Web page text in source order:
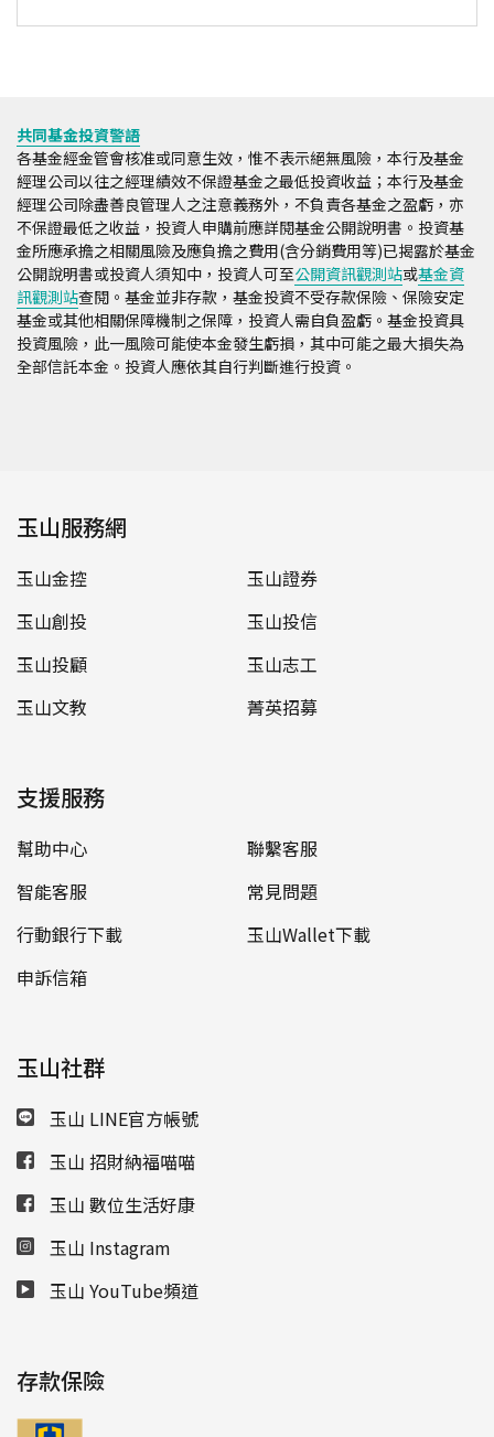
共同基金投資警語
各基金經金管會核准或同意生效，惟不表示絕無風險，本行及基金
經理公司以往之經理績效不保證基金之最低投資收益；本行及基金
經理公司除盡善良管理人之注意義務外，不負責各基金之盈虧，亦
不保證最低之收益，投資人申購前應詳閱基金公開說明書。投資基
金所應承擔之相關風險及應負擔之費用(含分銷費用等)已揭露於基金
公開說明書或投資人須知中，投資人可至公開資訊觀測站或基金資
訊觀測站查閱。基金並非存款，基金投資不受存款保險、保險安定
基金或其他相關保障機制之保障，投資人需自負盈虧。基金投資具
投資風險，此一風險可能使本金發生虧損，其中可能之最大損失為
全部信託本金。投資人應依其自行判斷進行投資。
玉山服務網
玉山金控
玉山證券
玉山創投
玉山投信
玉山投顧
玉山志工
玉山文教
菁英招募
支援服務
幫助中心
聯繫客服
智能客服
常見問題
行動銀行下載
玉山Wallet下載
申訴信箱
玉山社群
玉山 LINE官方帳號
玉山 招財納福喵喵
玉山 數位生活好康
玉山 Instagram
玉山 YouTube頻道
存款保險